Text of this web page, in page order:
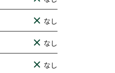
なし
なし
なし